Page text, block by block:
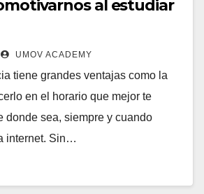
al estudiar
UMOV ACADEMY
tiene grandes ventajas como la
en el horario que mejor te
donde sea, siempre y cuando
internet. Sin…